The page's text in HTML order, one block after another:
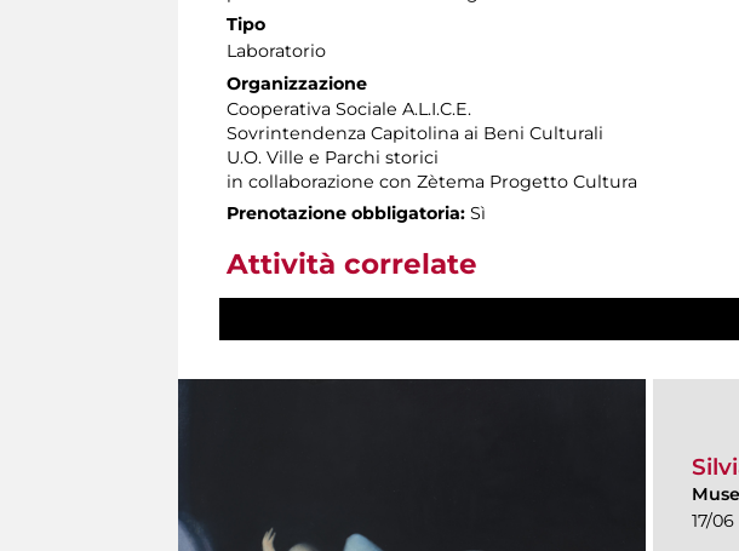
Tipo
Laboratorio
Organizzazione
Cooperativa Sociale A.L.I.C.E.
Sovrintendenza Capitolina ai Beni Culturali
U.O. Ville e Parchi storici
in collaborazione con Zètema Progetto Cultura
Prenotazione obbligatoria: Sì
Attività correlate
17/06